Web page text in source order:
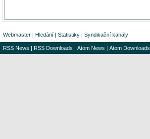
Webmaster | Hledání | Statistiky | Syndikační kanály
RSS News | RSS Downloads | Atom News | Atom Downloads